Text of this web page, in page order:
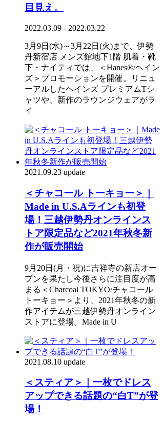
目見え。
2022.03.09 - 2022.03.22
3月9日(水)～3月22日(火)まで、伊勢
丹新宿店 メンズ館地下1階 肌着・靴
下・ナイティでは、＜Hanes®/ヘイン
ズ＞プロモーションを開催。リニュ
ーアルしたヘインズ プレミアムTシ
ャツや、新作のラウンジウェアがラ
イ
2021.09.23 update
＜チャコール トーキョー＞｜
Made in U.S.Aラインも初登
場！三越伊勢丹オンラインス
トア限定品など2021年秋冬新
作が販売開始
9月20日(月・祝)に吉祥寺の新店オー
プンを果たし今後さらに注目度が高
まる＜Charcoal TOKYO/チャコール
トーキョー＞より、2021年秋冬の新
作アイテムが三越伊勢丹オンライン
ストアに登場。Made in U
2021.08.10 update
＜スティア＞｜一枚でドレス
アップできる話題の“白T”が登
場！